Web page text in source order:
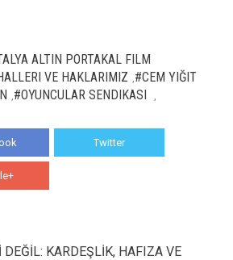
ALTIN PORTAKAL FILM
VE HAKLARIMIZ #CEM YIĞIT
#OYUNCULAR SENDIKASI
Twitter
DEĞİL: KARDEŞLİK, HAFIZA VE